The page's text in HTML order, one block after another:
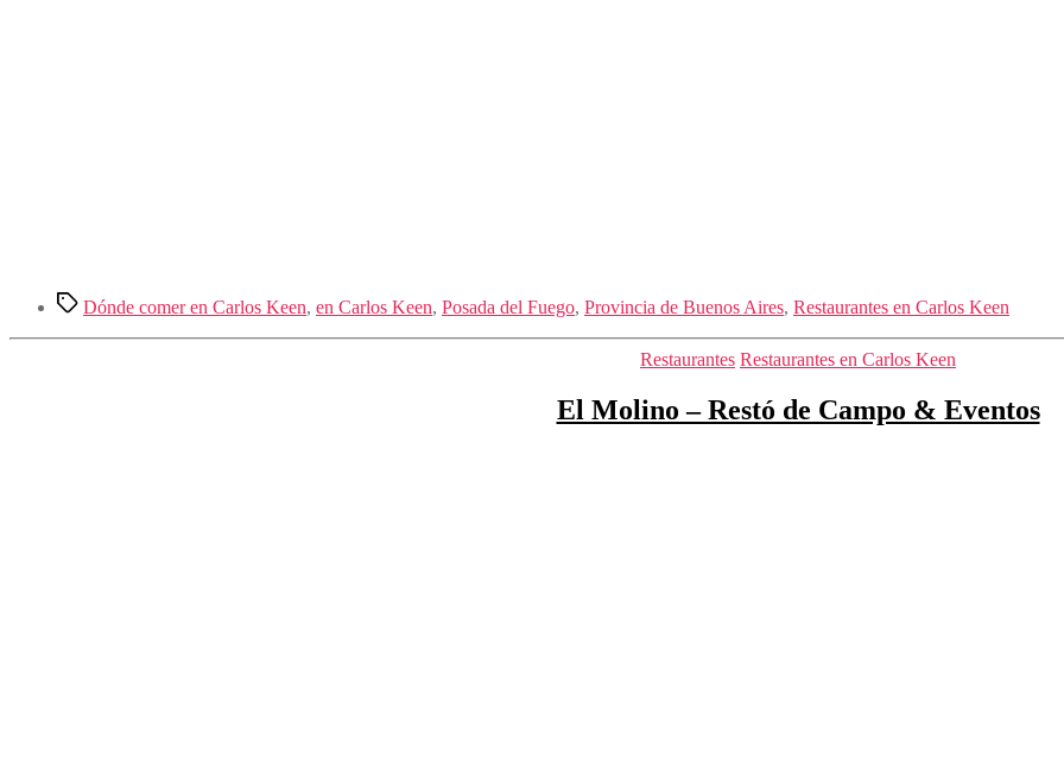
Etiquetas
Dónde comer en Carlos Keen, en Carlos Keen, Posada del Fuego, Provincia de Buenos Aires, Restaurantes en Carlos Keen
Categorías
Restaurantes Restaurantes en Carlos Keen
El Molino – Restó de Campo & Eventos